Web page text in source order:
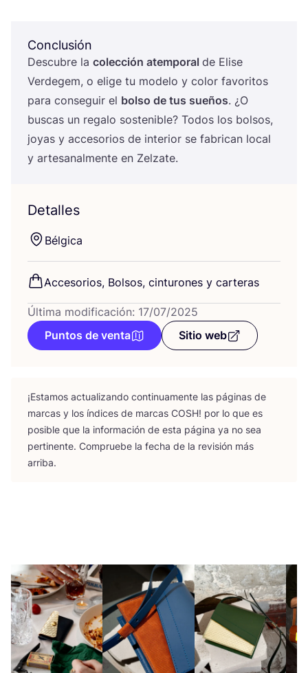
Conclusión
Des­cu­bre la colec­ción atem­po­ral de Eli­se
Ver­de­gem, o eli­ge tu mode­lo y color favo­ri­tos
para con­se­guir el bol­so de tus sue­ños. ¿O
bus­cas un rega­lo sos­te­ni­ble? Todos los bol­sos,
joyas y acce­so­rios de inte­rior se fabri­can local
y arte­sa­nal­men­te en Zelzate.
Detalles
Bél­gi­ca
Acce­so­rios, Bol­sos, cin­tu­ro­nes y carteras
Última modificación: 17/07/2025
Puntos de venta
Sitio web
¡Esta­mos actua­li­zan­do con­ti­nua­men­te las pági­nas de
mar­cas y los índi­ces de mar­cas COSH! por lo que es
posi­ble que la infor­ma­ción de esta pági­na ya no sea
per­ti­nen­te. Com­prue­be la fecha de la revi­sión más
arriba.